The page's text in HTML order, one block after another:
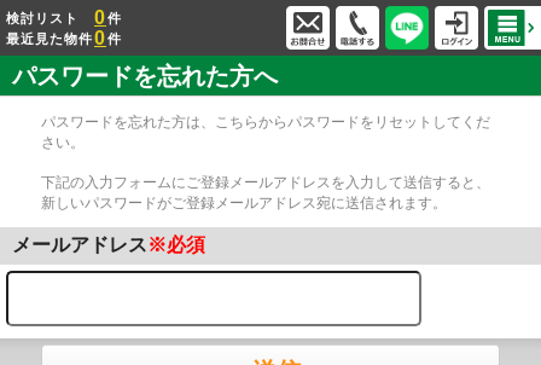
検討リスト 0件
最近見た物件0件
パスワードを忘れた方へ
パスワードを忘れた方は、こちらからパスワードをリセットしてくだ
さい。
下記の入力フォームにご登録メールアドレスを入力して送信すると、
新しいパスワードがご登録メールアドレス宛に送信されます。
メールアドレス※必須